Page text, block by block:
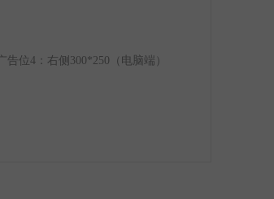
广告位4：右侧300*250（电脑端）